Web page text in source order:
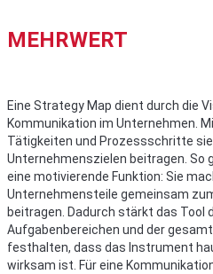
MEHRWERT
Eine Strategy Map dient durch die
Kommunikation im Unternehmen.
Tätigkeiten und Prozessschritte
Unternehmenszielen beitragen. So
eine motivierende Funktion: Sie
Unternehmensteile gemeinsam
beitragen. Dadurch stärkt das Tool
Aufgabenbereichen und der
festhalten, dass das Instrument
wirksam ist. Für eine